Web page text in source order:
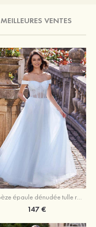
MEILLEURES VENTES
Trapèze épaule dénudée tulle ras du sol robe de bal
147 €